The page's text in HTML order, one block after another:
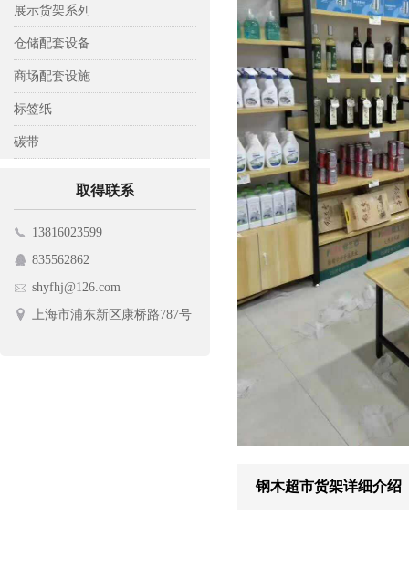
中B型仓储货架
重型仓储货架
阁楼式货架
模具货架
悬臂式货架
背板超市货架
背孔超市货架
钢木超市货架
木层板货架
钢层板货架
展示货架系列
彩铝展示架
置物架
工具架
仓储配套设备
托盘
托板车
平板车
磁性材料卡
护栏网
商场配套设施
收银台
挂钩
促销台
蔬菜架
标签纸
标签纸
碳带
取得联系
13816023599
835562862
shyfhj@126.com
上海市浦东新区康桥路787号
钢木超市货架详细介绍